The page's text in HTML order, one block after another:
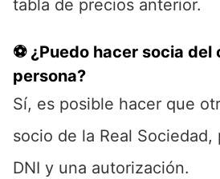
tabla de precios anterior.
⚽ ¿Puedo hacer socia del
persona?
Sí, es posible hacer que
socio de la Real Sociedad,
DNI y una autorización.